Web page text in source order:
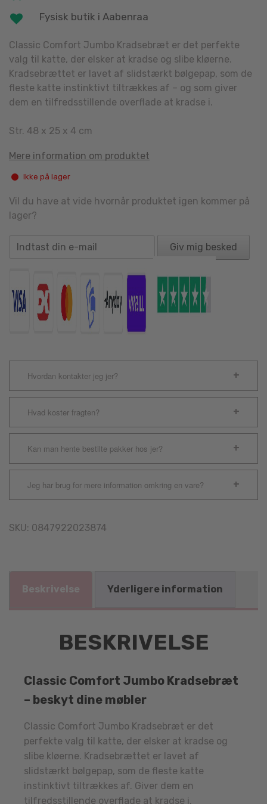
Fysisk butik i Aabenraa
Classic Comfort Jumbo Kradsebræt er det perfekte
valg til katte, der elsker at kradse og slibe kløerne.
Kradsebrættet er lavet af slidstærkt bølgepap, som de
fleste katte instinktivt tiltrækkes af – og som giver
dem en tilfredsstillende overflade at kradse i.
Str. 48 x 25 x 4 cm
Mere information om produktet
Ikke på lager
Vil du have at vide hvornår produktet igen kommer på
lager?
Giv mig besked
Hvordan kontakter jeg jer?
Hvad koster fragten?
Kan man hente bestilte pakker hos jer?
Jeg har brug for mere information omkring en vare?
SKU: 0847922023874
Beskrivelse Yderligere information
BESKRIVELSE
Classic Comfort Jumbo Kradsebræt
– beskyt dine møbler
Classic Comfort Jumbo Kradsebræt er det
perfekte valg til katte, der elsker at kradse og
slibe kløerne. Kradsebrættet er lavet af
slidstærkt bølgepap, som de fleste katte
instinktivt tiltrækkes af. Giver dem en
tilfredsstillende overflade at kradse i.